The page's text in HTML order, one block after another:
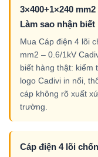
3×400+1×240
Làm sao nhận
Mua Cáp điện 4 lõi
mm2 – 0.6/1kV
biết hàng thật: kiểm
logo Cadivi in nổi,
cáp không rõ xuất
trường.
Cáp điện 4 lõi